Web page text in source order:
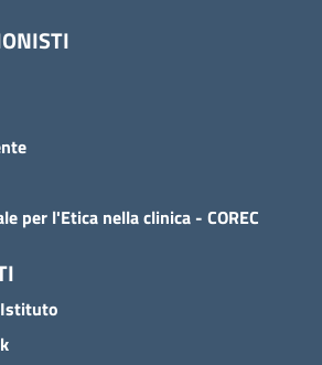
per l'Etica nella clinica - COREC